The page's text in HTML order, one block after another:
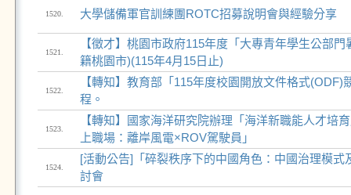
1520. 大學儲備軍官訓練團ROTC招募說明會與經驗分享
1521.
【徵才】桃園市政府115年度「大專青年學生公部
籍桃園市)(115年4月15日止)
1522.
【轉知】教育部「115年度校園開放文件格式(ODF)
程。
1523.
【轉知】國家海洋研究院辦理「海洋新職能人才培
上職場：離岸風電×ROV駕駛員」
1524.
[活動公告]「碎裂秩序下的中國角色：中國治理模式
討會